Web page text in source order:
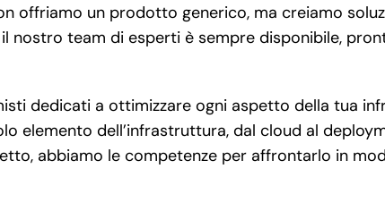
offriamo un prodotto generico, ma creiamo
nostro team di esperti è sempre disponibile,
dedicati a ottimizzare ogni aspetto della tua
elemento dell’infrastruttura, dal cloud al
abbiamo le competenze per affrontarlo in